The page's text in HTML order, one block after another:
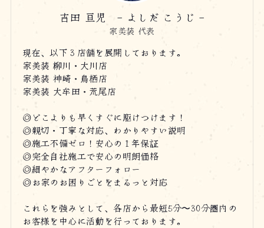
吉田 亘児 - よしだ こうじ -
家美装 代表
現在、以下３店舗を展開しております。
家美装 柳川・大川店
家美装 神崎・鳥栖店
家美装 大牟田・荒尾店
◎どこよりも早くすぐに駆けつけます！
◎親切・丁寧な対応、わかりやすい説明
◎施工不備ゼロ！安心の１年保証
◎完全自社施工で安心の明朗価格
◎細やかなアフターフォロー
◎お家のお困りごとをまるっと対応
これらを強みとして、各店から最短5分〜30分圏内の
お客様を中心に活動を行っております。